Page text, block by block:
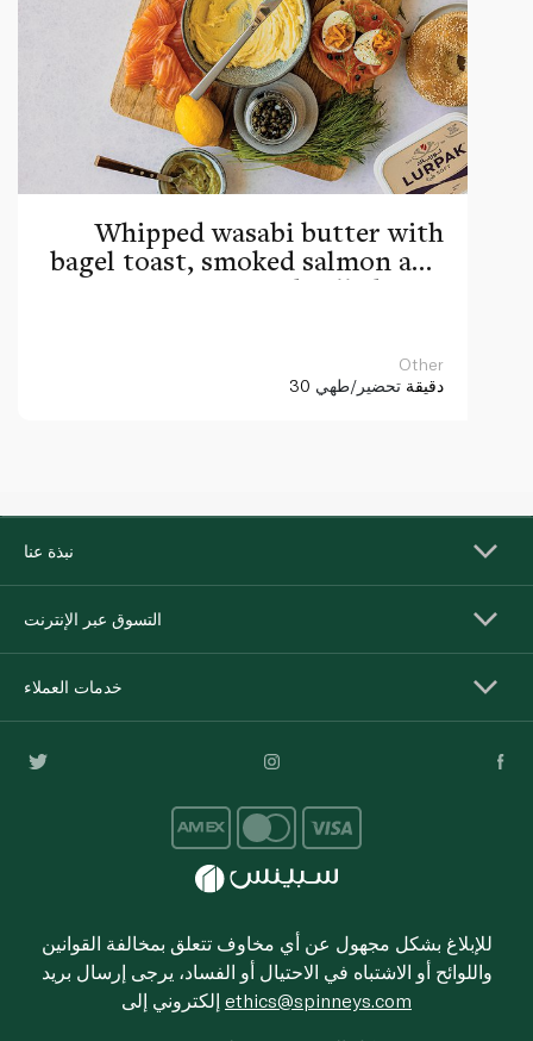
Whipped wasabi butter with
bagel toast, smoked salmon and
devilled eggs
Other
30 دقيقة تحضير/طهي
نبذة عنا
التسوق عبر الإنترنت
خدمات العملاء
للإبلاغ بشكل مجهول عن أي مخاوف تتعلق بمخالفة القوانين
واللوائح أو الاشتباه في الاحتيال أو الفساد، يرجى إرسال بريد
ethics@spinneys.com